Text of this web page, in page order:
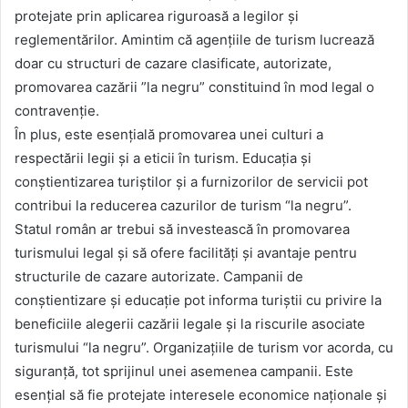
protejate prin aplicarea riguroasă a legilor și
reglementărilor. Amintim că agențiile de turism lucrează
doar cu structuri de cazare clasificate, autorizate,
promovarea cazării ”la negru” constituind în mod legal o
contravenție.
În plus, este esențială promovarea unei culturi a
respectării legii și a eticii în turism. Educația și
conștientizarea turiștilor și a furnizorilor de servicii pot
contribui la reducerea cazurilor de turism “la negru”.
Statul român ar trebui să investească în promovarea
turismului legal și să ofere facilități și avantaje pentru
structurile de cazare autorizate. Campanii de
conștientizare și educație pot informa turiștii cu privire la
beneficiile alegerii cazării legale și la riscurile asociate
turismului “la negru”. Organizațiile de turism vor acorda, cu
siguranță, tot sprijinul unei asemenea campanii. Este
esențial să fie protejate interesele economice naționale și